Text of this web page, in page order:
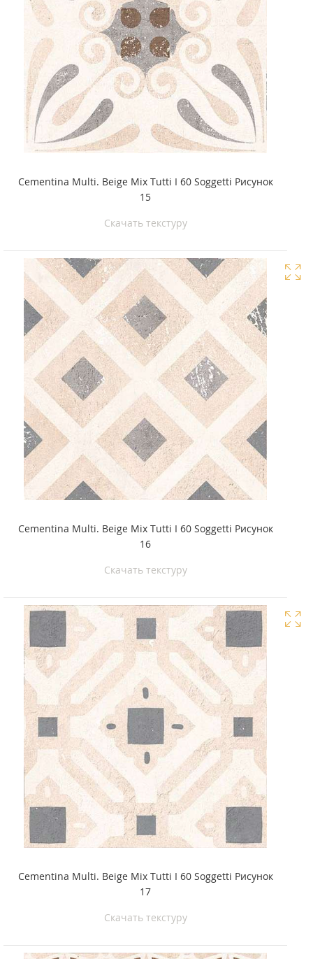
Cementina Multi. Beige Mix Tutti I 60 Soggetti Рисунок
15
Скачать текстуру
Cementina Multi. Beige Mix Tutti I 60 Soggetti Рисунок
16
Скачать текстуру
Cementina Multi. Beige Mix Tutti I 60 Soggetti Рисунок
17
Скачать текстуру